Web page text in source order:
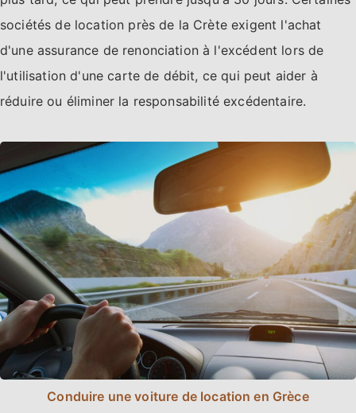
sociétés de location près de la Crète exigent l'achat
d'une assurance de renonciation à l'excédent lors de
l'utilisation d'une carte de débit, ce qui peut aider à
réduire ou éliminer la responsabilité excédentaire.
Conduire une voiture de location en Grèce